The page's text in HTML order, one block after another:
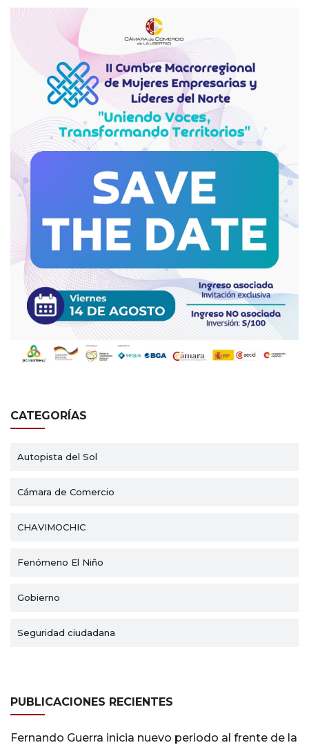
CATEGORÍAS
Autopista del Sol
Cámara de Comercio
CHAVIMOCHIC
Fenómeno El Niño
Gobierno
Seguridad ciudadana
PUBLICACIONES RECIENTES
Fernando Guerra inicia nuevo periodo al frente de la